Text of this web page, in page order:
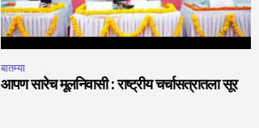
बातम्या
आपण सारेच मूलनिवासी : राष्ट्रीय चर्चासत्रातला सूर